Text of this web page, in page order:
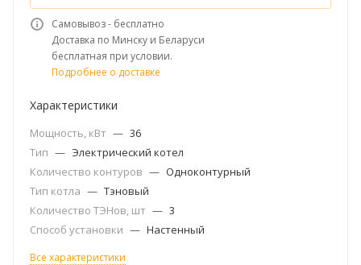
Самовывоз - бесплатно
Доставка по Минску и Беларуси
бесплатная при условии.
Подробнее о доставке
Характеристики
Мощность, кВт — 36
Тип — Электрический котел
Количество контуров — Одноконтурный
Тип котла — Тэновый
Количество ТЭНов, шт — 3
Способ установки — Настенный
Все характеристики